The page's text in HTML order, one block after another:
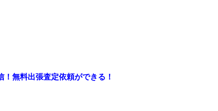
無料出張査定依頼ができる！